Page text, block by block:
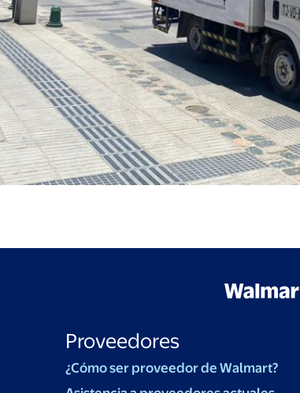
Proveedores
¿Cómo ser proveedor de Walmart?